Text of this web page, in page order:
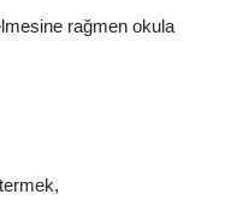
rağmen okula